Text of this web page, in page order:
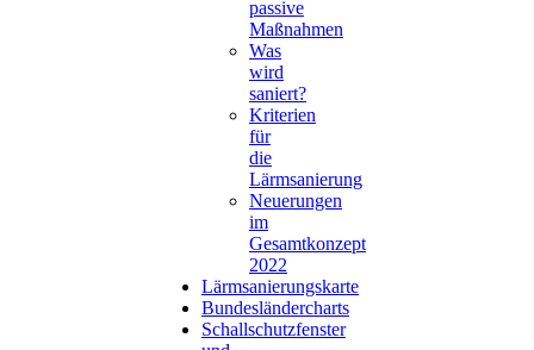
passive
Maßnahmen
Was
wird
saniert?
Kriterien
für
die
Lärmsanierung
Neuerungen
im
Gesamtkonzept
2022
Lärmsanierungskarte
Bundesländercharts
Schallschutzfenster